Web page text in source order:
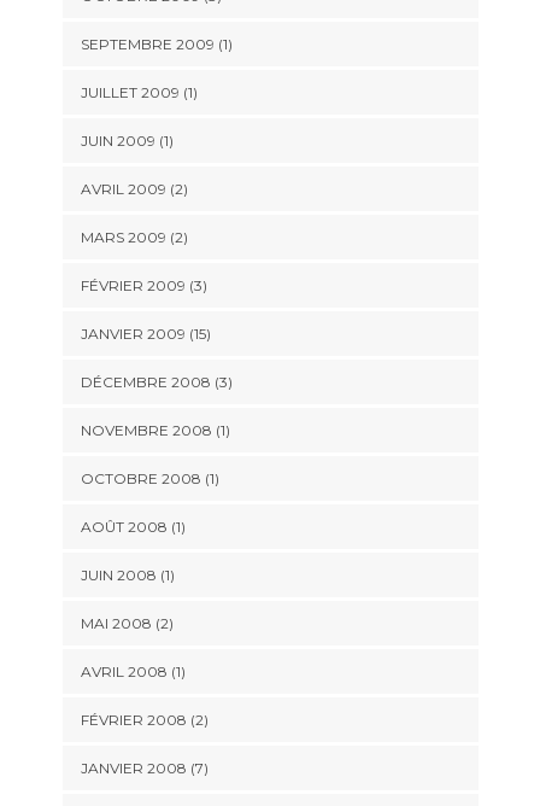
SEPTEMBRE 2009 (1)
JUILLET 2009 (1)
JUIN 2009 (1)
AVRIL 2009 (2)
MARS 2009 (2)
FÉVRIER 2009 (3)
JANVIER 2009 (15)
DÉCEMBRE 2008 (3)
NOVEMBRE 2008 (1)
OCTOBRE 2008 (1)
AOÛT 2008 (1)
JUIN 2008 (1)
MAI 2008 (2)
AVRIL 2008 (1)
FÉVRIER 2008 (2)
JANVIER 2008 (7)